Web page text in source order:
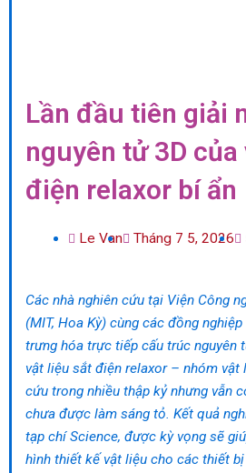
Lần đầu tiên giải
nguyên tử 3D
điện relaxor bí ẩn
Le Van Tháng 7 5, 2026
Các nhà nghiên cứu tại Viện Công
(MIT, Hoa Kỳ) cùng các đồng
trưng hóa trực tiếp cấu trúc nguyên
vật liệu sắt điện relaxor – nhóm vật
cứu trong nhiều thập kỷ nhưng vẫn
chưa được làm sáng tỏ. Kết quả
tạp chí Science, được kỳ vọng sẽ
hình thiết kế vật liệu cho các thiết